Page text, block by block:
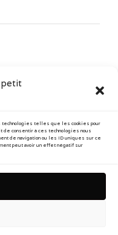
petit
telles que les cookies pour
de consentir à ces technologies nous
de navigation ou les ID uniques sur ce
peut avoir un effet négatif sur